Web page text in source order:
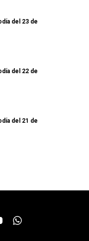
del 23 de
del 22 de
del 21 de